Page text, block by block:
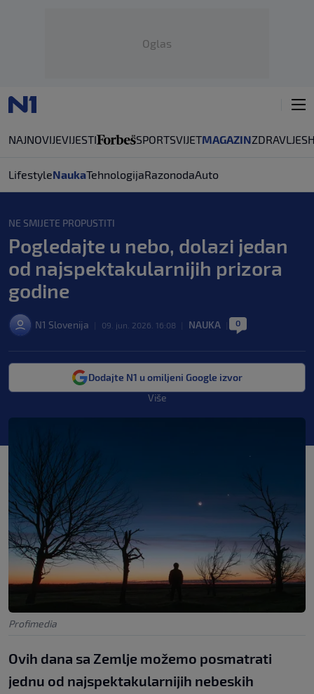
Oglas
NAJNOVIJEVIJESTI SPORTSVIJETMAGAZINZDRAVLJE
LifestyleNaukaTehnologijaRazonodaAuto
NE SMIJETE PROPUSTITI
Pogledajte u nebo, dolazi jedan
od najspektakularnijih prizora
godine
N1 Slovenija 09. jun. 2026. 16:08 NAUKA 0
Dodajte N1 u omiljeni Google izvor
Više
Profimedia
Ovih dana sa Zemlje možemo posmatrati
jednu od najspektakularnijih nebeskih